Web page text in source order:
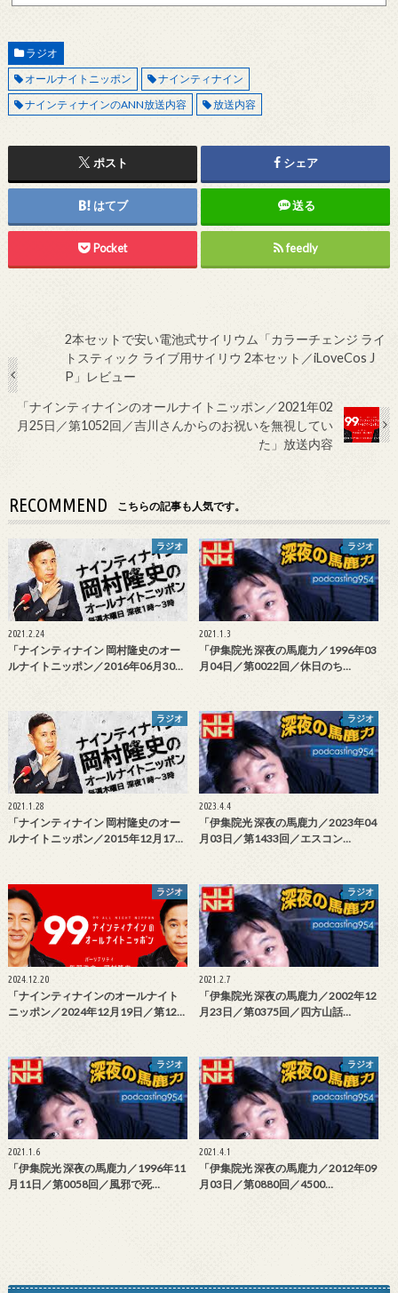
ラジオ
オールナイトニッポン
ナインティナイン
ナインティナインのANN放送内容
放送内容
ポスト シェア
はてブ 送る
Pocket feedly
2本セットで安い電池式サイリウム「カラーチェンジ ライ
トスティック ライブ用サイリウ 2本セット／iLoveCos J
P」レビュー
「ナインティナインのオールナイトニッポン／2021年02
月25日／第1052回／吉川さんからのお祝いを無視してい
た」放送内容
RECOMMEND こちらの記事も人気です。
ラジオ
2021.2.24
「ナインティナイン 岡村隆史のオー
ルナイトニッポン／2016年06月30…
ラジオ
2021.1.3
「伊集院光 深夜の馬鹿力／1996年03
月04日／第0022回／休日のち…
ラジオ
2021.1.28
「ナインティナイン 岡村隆史のオー
ルナイトニッポン／2015年12月17…
ラジオ
2023.4.4
「伊集院光 深夜の馬鹿力／2023年04
月03日／第1433回／エスコン…
ラジオ
2024.12.20
「ナインティナインのオールナイト
ニッポン／2024年12月19日／第12…
ラジオ
2021.2.7
「伊集院光 深夜の馬鹿力／2002年12
月23日／第0375回／四方山話…
ラジオ
2021.1.6
「伊集院光 深夜の馬鹿力／1996年11
月11日／第0058回／風邪で死…
ラジオ
2021.4.1
「伊集院光 深夜の馬鹿力／2012年09
月03日／第0880回／4500…